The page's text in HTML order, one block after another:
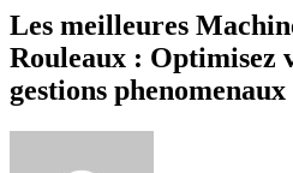
Les meilleures
Rouleaux : Optimisez
gestions phenomenaux